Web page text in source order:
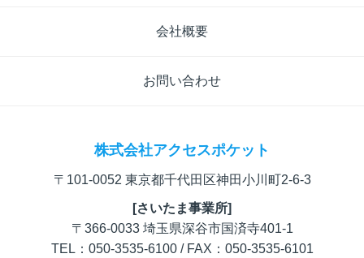
会社概要
お問い合わせ
株式会社アクセスポケット
〒101-0052 東京都千代田区神田小川町2-6-3
[さいたま事業所]
〒366-0033 埼玉県深谷市国済寺401-1
TEL：050-3535-6100 / FAX：050-3535-6101